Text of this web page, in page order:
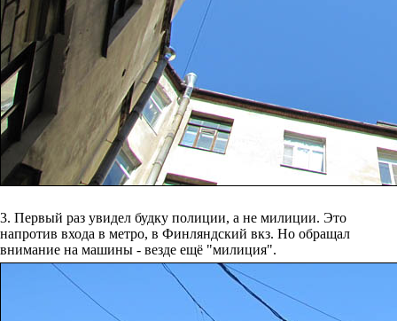
3. Первый раз увидел будку полиции, а не милиции. Это
напротив входа в метро, в Финляндский вкз. Но обращал
внимание на машины - везде ещё "милиция".